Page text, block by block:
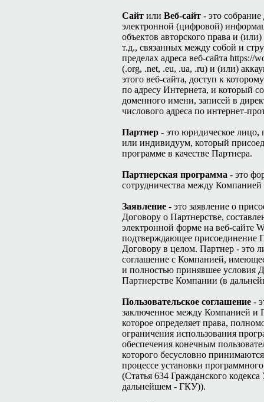
Сайт или Веб-сайт - это
электронной (цифровой)
объектов авторского права и
т.д., связанных между собой и
пределах адреса веб-сайта https://
(.org, .net, .eu, .ua, .ru) и (или)
этого веб-сайта, доступ к
по адресу Интернета, и который
доменного имени, записей в
числового адреса по интернет-
Партнер - это юридическое лицо,
или индивидуум, который
программе в качестве Партнера.
Партнерская программа - это
сотрудничества между
Заявление - это заявление о
Договору о Партнерстве,
электронной форме на веб-сайте
подтверждающее присоединение
Договору в целом. Партнер - это
соглашение с Компанией,
и полностью принявшее условия
Партнерстве Компании (в
Пользовательское соглашение -
заключенное между Компанией и
которое определяет права,
ограничения использования
обеспечения конечным
которого бесусловно
процессе установки
(Статья 634 Гражданского
дальнейшем - ГКУ)).